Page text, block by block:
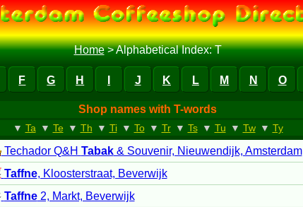
Home>Alphabetical Index: T
F G H J K L M N O
Shop names with T-words
▼ Ta ▼ Te ▼ Th ▼ Ti ▼ To ▼ Tr ▼ Ts ▼ Tu ▼ Tw ▼ Ty
Techador Q&H Tabak& Souvenir, Nieuwendijk, Amsterdam
Taffne, Kloosterstraat, Beverwijk
Taffne2, Markt, Beverwijk